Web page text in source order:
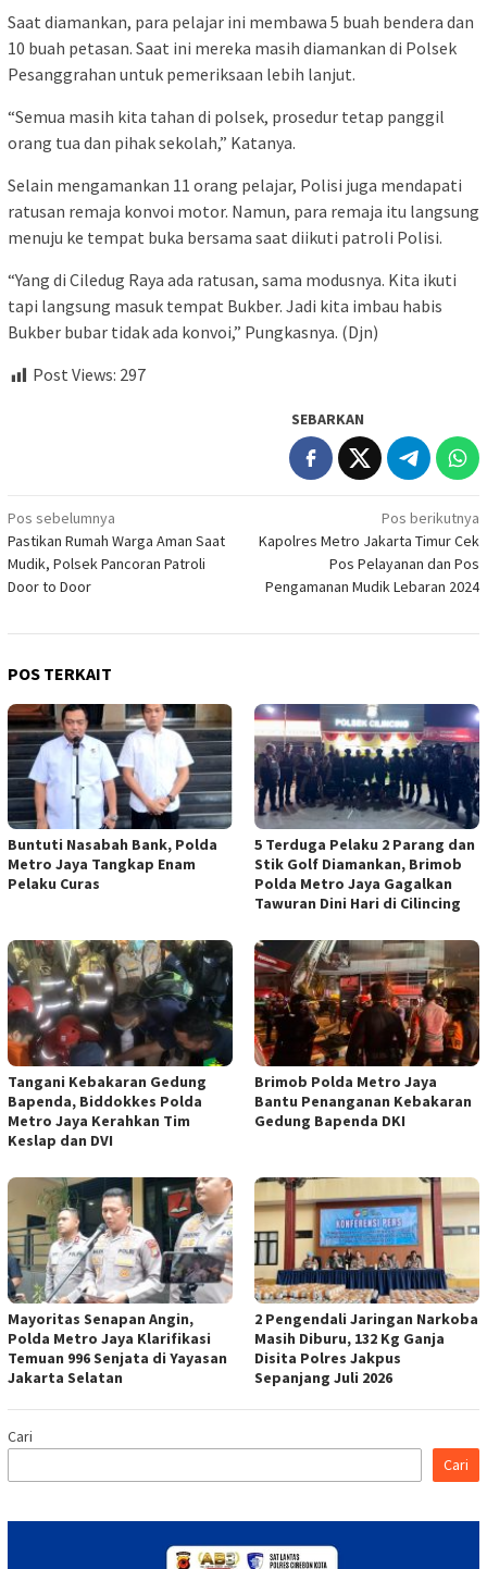
Saat diamankan, para pelajar ini membawa 5 buah bendera dan
10 buah petasan. Saat ini mereka masih diamankan di Polsek
Pesanggrahan untuk pemeriksaan lebih lanjut.
“Semua masih kita tahan di polsek, prosedur tetap panggil
orang tua dan pihak sekolah,” Katanya.
Selain mengamankan 11 orang pelajar, Polisi juga mendapati
ratusan remaja konvoi motor. Namun, para remaja itu langsung
menuju ke tempat buka bersama saat diikuti patroli Polisi.
“Yang di Ciledug Raya ada ratusan, sama modusnya. Kita ikuti
tapi langsung masuk tempat Bukber. Jadi kita imbau habis
Bukber bubar tidak ada konvoi,” Pungkasnya. (Djn)
Post Views: 297
SEBARKAN
Navigasi
pos
Pos sebelumnya
Pastikan Rumah Warga Aman Saat
Mudik, Polsek Pancoran Patroli
Door to Door
Pos berikutnya
Kapolres Metro Jakarta Timur Cek
Pos Pelayanan dan Pos
Pengamanan Mudik Lebaran 2024
POS TERKAIT
Buntuti Nasabah Bank, Polda
Metro Jaya Tangkap Enam
Pelaku Curas
5 Terduga Pelaku 2 Parang dan
Stik Golf Diamankan, Brimob
Polda Metro Jaya Gagalkan
Tawuran Dini Hari di Cilincing
Tangani Kebakaran Gedung
Bapenda, Biddokkes Polda
Metro Jaya Kerahkan Tim
Keslap dan DVI
Brimob Polda Metro Jaya
Bantu Penanganan Kebakaran
Gedung Bapenda DKI
Mayoritas Senapan Angin,
Polda Metro Jaya Klarifikasi
Temuan 996 Senjata di Yayasan
Jakarta Selatan
2 Pengendali Jaringan Narkoba
Masih Diburu, 132 Kg Ganja
Disita Polres Jakpus
Sepanjang Juli 2026
Cari
Cari